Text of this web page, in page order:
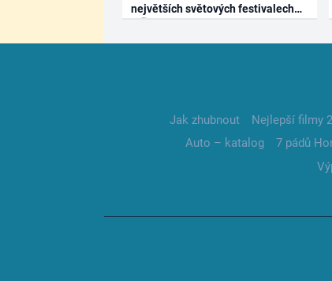
největších světových festivalech
Jak zhubnout Nejlepší filmy
Auto – katalog
7 pádů